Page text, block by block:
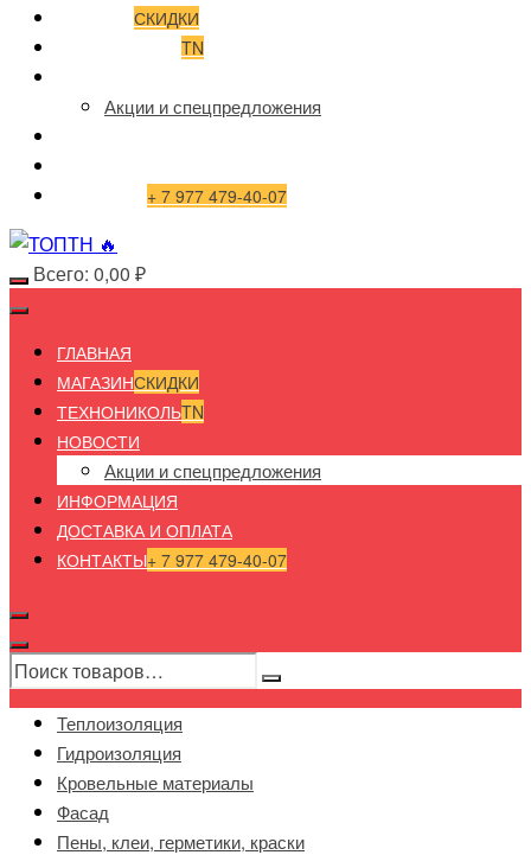
СКИДКИ
TN
Акции и спецпредложения
+ 7 977 479-40-07
Всего: 0,00 ₽
ГЛАВНАЯ
МАГАЗИНСКИДКИ
ТЕХНОНИКОЛЬTN
НОВОСТИ
Акции и спецпредложения
ИНФОРМАЦИЯ
ДОСТАВКА И ОПЛАТА
КОНТАКТЫ+ 7 977 479-40-07
Теплоизоляция
Гидроизоляция
Кровельные материалы
Фасад
Пены, клеи, герметики, краски